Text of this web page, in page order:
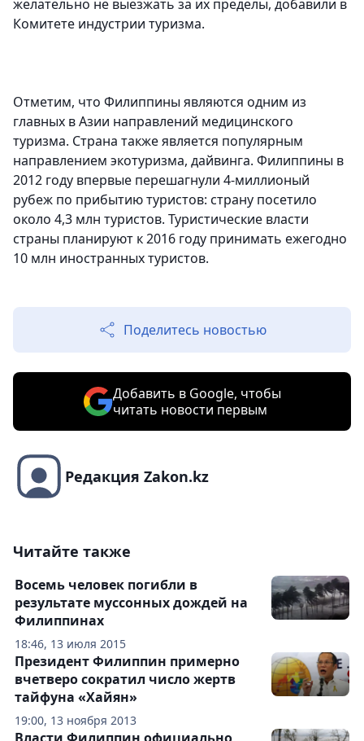
желательно не выезжать за их пределы, добавили в
Комитете индустрии туризма.
Отметим, что Филиппины являются одним из
главных в Азии направлений медицинского
туризма. Страна также является популярным
направлением экотуризма, дайвинга. Филиппины в
2012 году впервые перешагнули 4-миллионый
рубеж по прибытию туристов: страну посетило
около 4,3 млн туристов. Туристические власти
страны планируют к 2016 году принимать ежегодно
10 млн иностранных туристов.
Поделитесь новостью
Добавить в Google, чтобы
читать новости первым
Редакция Zakon.kz
Читайте также
18:46, 13 июля 2015
Восемь человек погибли в
результате муссонных дождей на
Филиппинах
19:00, 13 ноября 2013
Президент Филиппин примерно
вчетверо сократил число жертв
тайфуна «Хайян»